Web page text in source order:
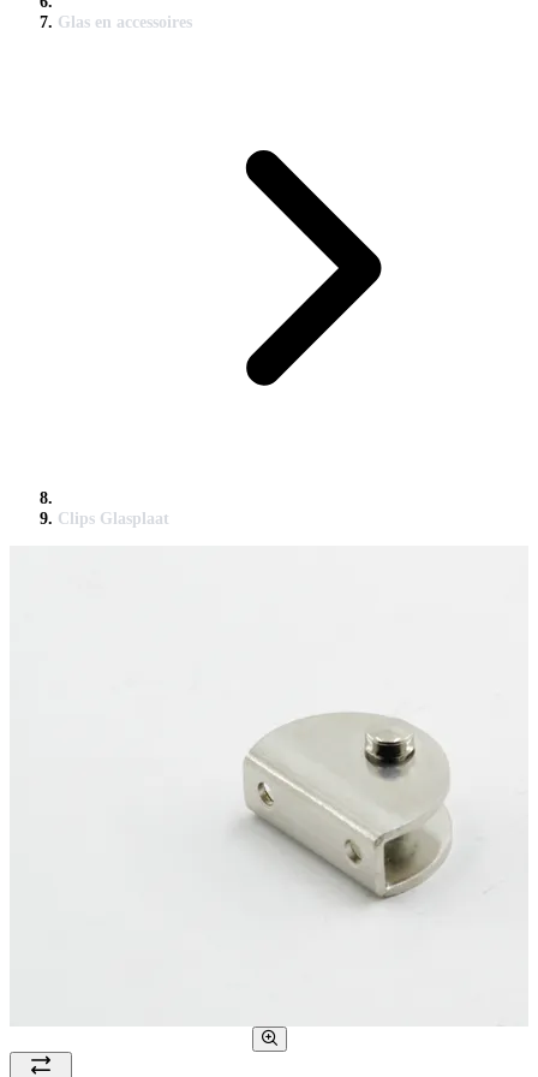
Glas en accessoires
Clips Glasplaat